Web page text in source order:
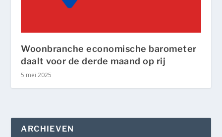
Woonbranche economische barometer
daalt voor de derde maand op rij
5 mei 2025
ARCHIEVEN